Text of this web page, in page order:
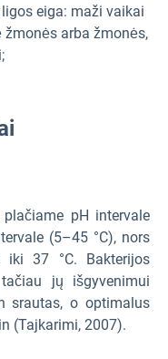
eiga: maži vaikai
žmonės arba žmonės,
pH intervale
(5–45 °C), nors
37 °C. Bakterijos
jų išgyvenimui
srautas, o optimalus
(Tajkarimi, 2007).